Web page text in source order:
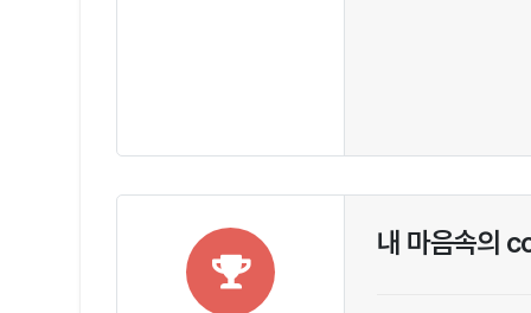
내 마음속의